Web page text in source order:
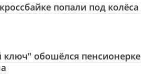
попали под колёса
обошёлся пенсионерке